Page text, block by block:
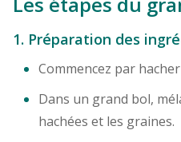
1. Préparation des
Commencez par
Dans un grand bol,
hachées et les graines.